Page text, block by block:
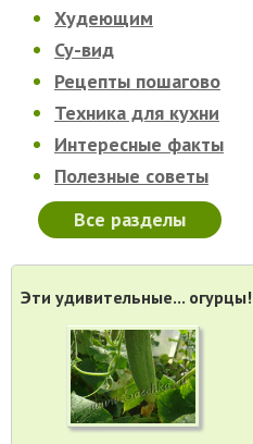
Худеющим
Су-вид
Рецепты пошагово
Техника для кухни
Интересные факты
Полезные советы
Все разделы
Эти удивительные... огурцы!